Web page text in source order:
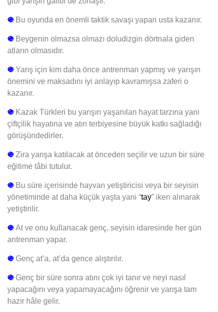
֍ Bu oyunda en önemli taktik savaşı yapan usta kazanır.
֍ Beygenin olmazsa olmazı doludizgin dörtnala giden
atların olmasıdır.
֍ Yarış için kim daha önce antrenman yapmış ve yarışın
önemini ve maksadını iyi anlayıp kavramışsa zaferi o
kazanır.
֍ Kazak Türkleri bu yarışın yaşanılan hayat tarzına yani
çiftçilik hayatına ve atın terbiyesine büyük katkı sağladığı
görüşündedirler.
֍ Zira yarışa katılacak at önceden seçilir ve uzun bir süre
eğitime tâbi tutulur.
֍ Bu süre içerisinde hayvan yetiştiricisi veya bir seyisin
yönetiminde at daha küçük yaşta yani “tay” iken alınarak
yetiştirilir.
֍ At ve onu kullanacak genç, seyisin idaresinde her gün
antrenman yapar.
֍ Genç at’a, at’da gence alıştırılır.
֍ Genç bir süre sonra atını çok iyi tanır ve neyi nasıl
yapacağını veya yapamayacağını öğrenir ve yarışa tam
hazır hâle gelir.